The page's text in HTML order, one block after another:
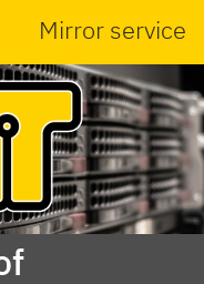
Mirror service